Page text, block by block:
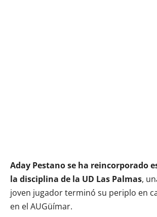
Aday Pestano se ha reincorporado
la disciplina de la UD Las Palmas,
joven jugador terminó su periplo en
en el AUGüímar.